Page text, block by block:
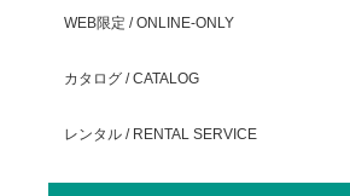
WEB限定 / ONLINE-ONLY
カタログ / CATALOG
レンタル / RENTAL SERVICE